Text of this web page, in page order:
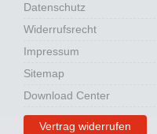
Datenschutz
Widerrufsrecht
Impressum
Sitemap
Download Center
Vertrag widerrufen